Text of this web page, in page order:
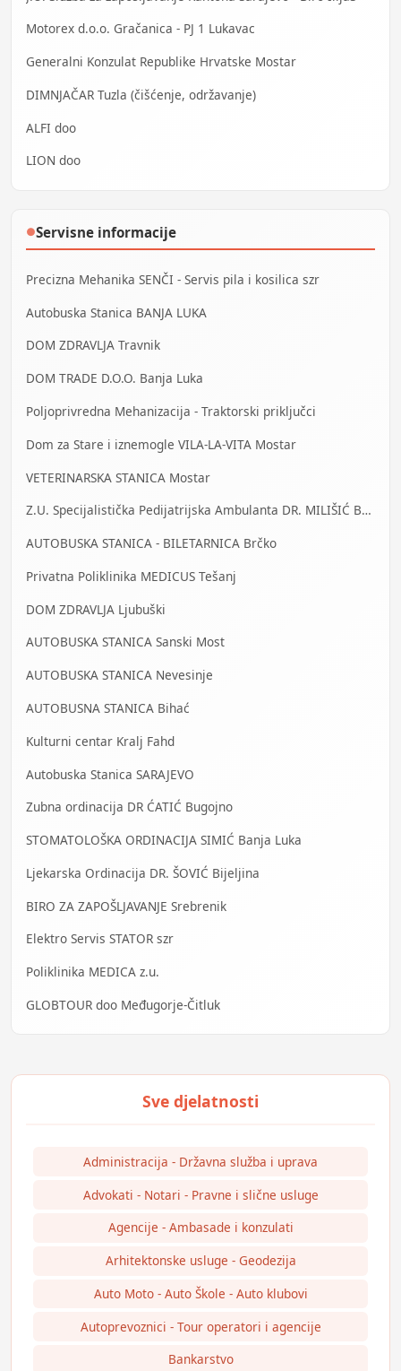
Motorex d.o.o. Gračanica - PJ 1 Lukavac
Generalni Konzulat Republike Hrvatske Mostar
DIMNJAČAR Tuzla (čišćenje, održavanje)
ALFI doo
LION doo
●Servisne informacije
Precizna Mehanika SENČI - Servis pila i kosilica szr
Autobuska Stanica BANJA LUKA
DOM ZDRAVLJA Travnik
DOM TRADE D.O.O. Banja Luka
Poljoprivredna Mehanizacija - Traktorski priključci
Dom za Stare i iznemogle VILA-LA-VITA Mostar
VETERINARSKA STANICA Mostar
Z.U. Specijalistička Pedijatrijska Ambulanta DR. MILIŠIĆ Banja Luka
AUTOBUSKA STANICA - BILETARNICA Brčko
Privatna Poliklinika MEDICUS Tešanj
DOM ZDRAVLJA Ljubuški
AUTOBUSKA STANICA Sanski Most
AUTOBUSKA STANICA Nevesinje
AUTOBUSNA STANICA Bihać
Kulturni centar Kralj Fahd
Autobuska Stanica SARAJEVO
Zubna ordinacija DR ĆATIĆ Bugojno
STOMATOLOŠKA ORDINACIJA SIMIĆ Banja Luka
Ljekarska Ordinacija DR. ŠOVIĆ Bijeljina
BIRO ZA ZAPOŠLJAVANJE Srebrenik
Elektro Servis STATOR szr
Poliklinika MEDICA z.u.
GLOBTOUR doo Međugorje-Čitluk
Administracija - Državna služba i uprava
Advokati - Notari - Pravne i slične usluge
Agencije - Ambasade i konzulati
Arhitektonske usluge - Geodezija
Auto Moto - Auto Škole - Auto klubovi
Autoprevoznici - Tour operatori i agencije
Bankarstvo